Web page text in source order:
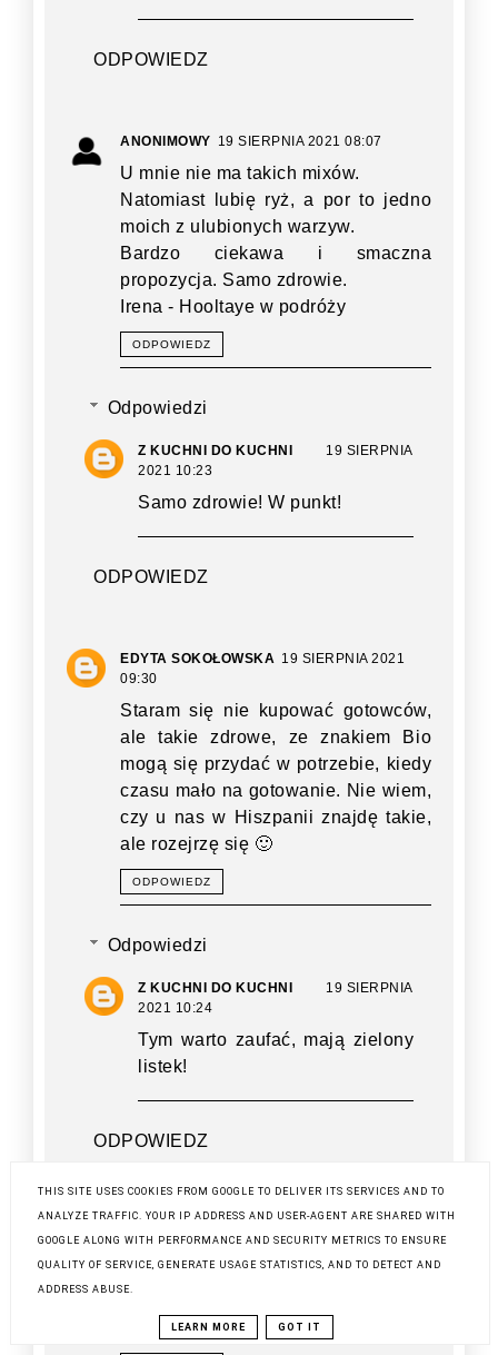
ODPOWIEDZ
ANONIMOWY 19 SIERPNIA 2021 08:07
U mnie nie ma takich mixów.
Natomiast lubię ryż, a por to jedno
moich z ulubionych warzyw.
Bardzo ciekawa i smaczna
propozycja. Samo zdrowie.
Irena - Hooltaye w podróży
ODPOWIEDZ
Odpowiedzi
Z KUCHNI DO KUCHNI
19 SIERPNIA
2021 10:23
Samo zdrowie! W punkt!
ODPOWIEDZ
EDYTA SOKOŁOWSKA 19 SIERPNIA 2021
09:30
Staram się nie kupować gotowców,
ale takie zdrowe, ze znakiem Bio
mogą się przydać w potrzebie, kiedy
czasu mało na gotowanie. Nie wiem,
czy u nas w Hiszpanii znajdę takie,
ale rozejrzę się 🙂
ODPOWIEDZ
Odpowiedzi
Z KUCHNI DO KUCHNI
19 SIERPNIA
2021 10:24
Tym warto zaufać, mają zielony
listek!
ODPOWIEDZ
CZTERYFAJERY.PL - BLOG KULINARNY 19
SIERPNIA 2021 10:06
Ciekawy produkt, myślę że warto
zaufanie do tej marki
THIS SITE USES COOKIES FROM GOOGLE TO DELIVER ITS SERVICES AND TO
ANALYZE TRAFFIC. YOUR IP ADDRESS AND USER-AGENT ARE SHARED WITH
GOOGLE ALONG WITH PERFORMANCE AND SECURITY METRICS TO ENSURE
QUALITY OF SERVICE, GENERATE USAGE STATISTICS, AND TO DETECT AND
ADDRESS ABUSE.
LEARN MORE GOT IT